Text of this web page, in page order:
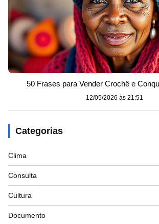
50 Frases para Vender Crochê e
12/05/2026 às 21:51
Categorias
Clima
Consulta
Cultura
Documento